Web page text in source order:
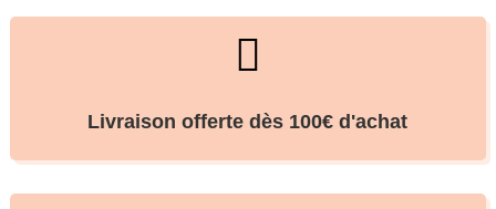

Livraison offerte dès 100€ d'achat